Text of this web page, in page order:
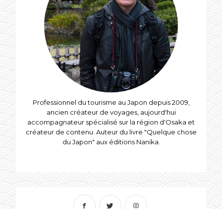
Professionnel du tourisme au Japon depuis 2009,
ancien créateur de voyages, aujourd'hui
accompagnateur spécialisé sur la région d'Osaka et
créateur de contenu. Auteur du livre "Quelque chose
du Japon" aux éditions Nanika.